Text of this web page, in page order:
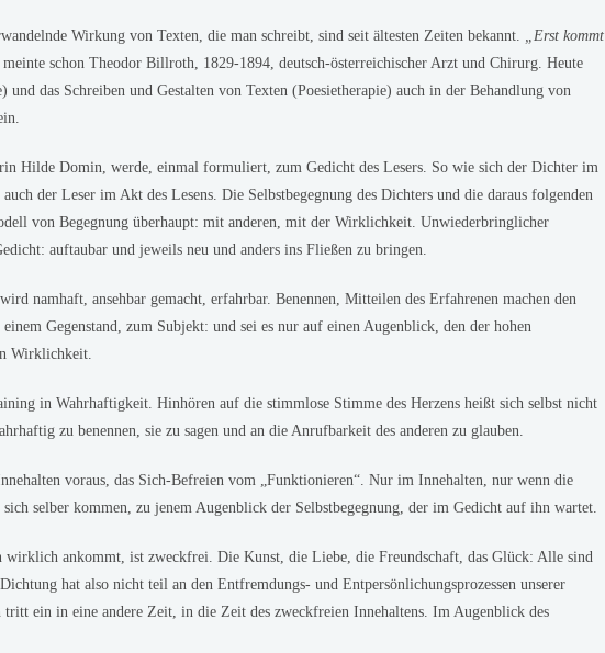
Wirkung von Texten, die man schreibt, sind seit ältesten Zeiten bekannt. „Erst kommt
meinte schon Theodor Billroth, 1829-1894, deutsch-österreichischer Arzt und Chirurg. Heute
und das Schreiben und Gestalten von Texten (Poesietherapie) auch in der Behandlung von
Hilde Domin, werde, einmal formuliert, zum Gedicht des Lesers. So wie sich der Dichter im
der Leser im Akt des Lesens. Die Selbstbegegnung des Dichters und die daraus folgenden
von Begegnung überhaupt: mit anderen, mit der Wirklichkeit. Unwiederbringlicher
auftaubar und jeweils neu und anders ins Fließen zu bringen.
namhaft, ansehbar gemacht, erfahrbar. Benennen, Mitteilen des Erfahrenen machen den
Gegenstand, zum Subjekt: und sei es nur auf einen Augenblick, den der hohen
Wirklichkeit.
in Wahrhaftigkeit. Hinhören auf die stimmlose Stimme des Herzens heißt sich selbst nicht
zu benennen, sie zu sagen und an die Anrufbarkeit des anderen zu glauben.
voraus, das Sich-Befreien vom „Funktionieren“. Nur im Innehalten, nur wenn die
selber kommen, zu jenem Augenblick der Selbstbegegnung, der im Gedicht auf ihn wartet.
ankommt, ist zweckfrei. Die Kunst, die Liebe, die Freundschaft, das Glück: Alle sind
hat also nicht teil an den Entfremdungs- und Entpersönlichungsprozessen unserer
tritt ein in eine andere Zeit, in die Zeit des zweckfreien Innehaltens. Im Augenblick des